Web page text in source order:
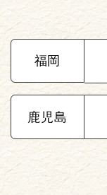
福岡
鹿児島